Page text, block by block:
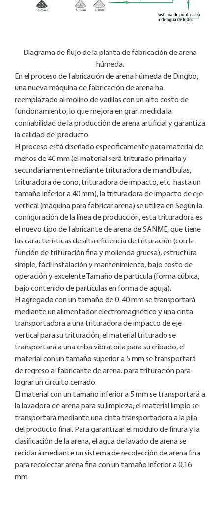
Diagrama de flujo de la planta de fabricación de arena
húmeda.
En el proceso de fabricación de arena húmeda de Dingbo,
una nueva máquina de fabricación de arena ha
reemplazado al molino de varillas con un alto costo de
funcionamiento, lo que mejora en gran medida la
confiabilidad de la producción de arena artificial y garantiza
la calidad del producto.
El proceso está diseñado específicamente para material de
menos de 40 mm (el material será triturado primaria y
secundariamente mediante trituradora de mandíbulas,
trituradora de cono, trituradora de impacto, etc. hasta un
tamaño inferior a 40 mm), la trituradora de impacto de eje
vertical (máquina para fabricar arena) se utiliza en Según la
configuración de la línea de producción, esta trituradora es
el nuevo tipo de fabricante de arena de SANME, que tiene
las características de alta eficiencia de trituración (con la
función de trituración fina y molienda gruesa), estructura
simple, fácil instalación y mantenimiento, bajo costo de
operación y excelente Tamaño de partícula (forma cúbica,
bajo contenido de partículas en forma de aguja).
El agregado con un tamaño de 0-40 mm se transportará
mediante un alimentador electromagnético y una cinta
transportadora a una trituradora de impacto de eje
vertical para su trituración, el material triturado se
transportará a una criba vibratoria para su cribado, el
material con un tamaño superior a 5 mm se transportará
de regreso al fabricante de arena. para trituración para
lograr un circuito cerrado.
El material con un tamaño inferior a 5 mm se transportará a
la lavadora de arena para su limpieza, el material limpio se
transportará mediante una cinta transportadora a la pila
del producto final. Para garantizar el módulo de finura y la
clasificación de la arena, el agua de lavado de arena se
reciclará mediante un sistema de recolección de arena fina
para recolectar arena fina con un tamaño inferior a 0,16
mm.